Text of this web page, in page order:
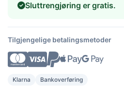
Sluttrengjøring er gratis.
Tilgjengelige betalingsmetoder
Klarna Bankoverføring